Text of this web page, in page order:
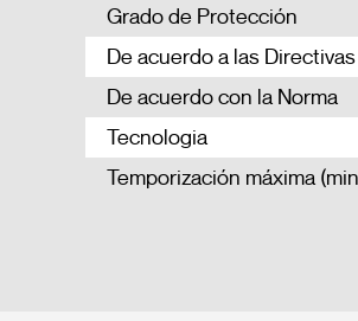
Grado de Protección
De acuerdo a las Directivas
De acuerdo con la Norma
Tecnologia
Temporización máxima